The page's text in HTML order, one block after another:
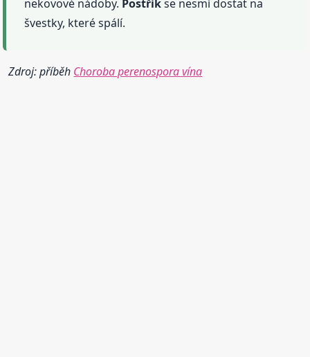
nekovové nádoby. Postřikse nesmí dostat na
švestky, které spálí.
Zdroj: příběh Choroba perenospora vína